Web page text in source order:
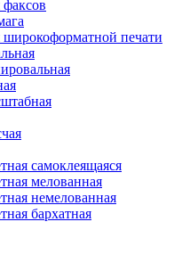
факсов
широкоформатной печати
самоклеящаяся
мелованная
немелованная
бархатная